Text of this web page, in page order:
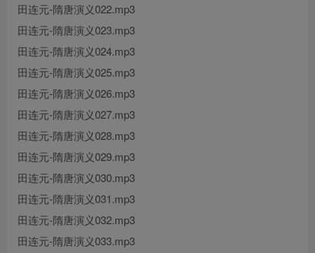
田连元-隋唐演义022.mp3
田连元-隋唐演义023.mp3
田连元-隋唐演义024.mp3
田连元-隋唐演义025.mp3
田连元-隋唐演义026.mp3
田连元-隋唐演义027.mp3
田连元-隋唐演义028.mp3
田连元-隋唐演义029.mp3
田连元-隋唐演义030.mp3
田连元-隋唐演义031.mp3
田连元-隋唐演义032.mp3
田连元-隋唐演义033.mp3